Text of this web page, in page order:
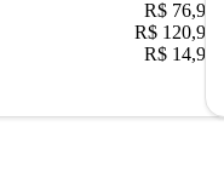
R$ 76,90
R$ 120,90
R$ 14,90